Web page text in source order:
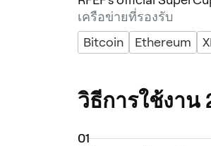
เครือข่ายที่รองรับ
Bitcoin
Ethereum
วิธีการใช้งาน
01